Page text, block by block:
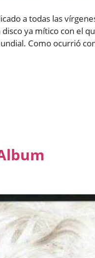
a todas las
ya mítico con el
Como ocurrió